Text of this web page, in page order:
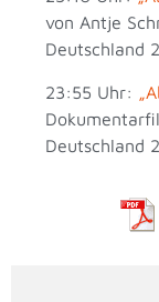
von Antje
Deutschland
23:55 Uhr:
Deutschland